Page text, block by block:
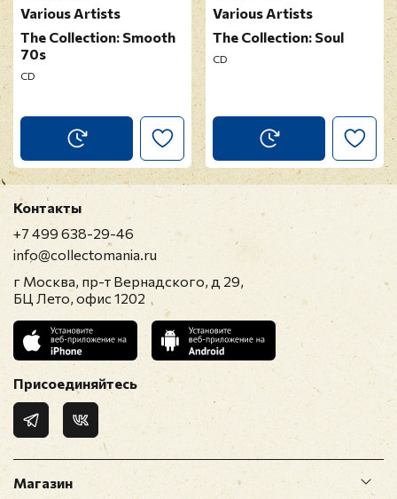
Various Artists
The Collection: Smooth
70s
CD
Various Artists
The Collection: Soul
CD
Магазин
Контакты
+7 499 638-29-46
info@collectomania.ru
г Москва, пр-т Вернадского, д 29,
БЦ Лето, офис 1202
Присоединяйтесь